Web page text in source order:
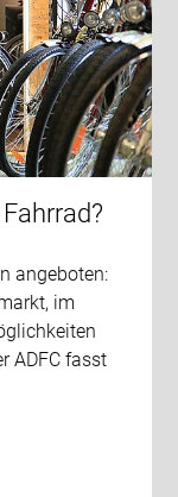
angeboten:
im
ADFC fasst